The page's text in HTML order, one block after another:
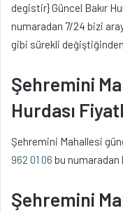
degistir} Güncel Bakır
numaradan 7/24 bizi
gibi sürekli
Şehremini
Hurdası
Şehremini Mahallesi
962 01 06 bu numaradan
Şehremini